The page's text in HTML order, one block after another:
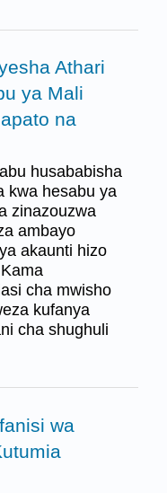
Athari
ya Mali
na
husababisha
kwa hesabu ya
zinazouzwa
ambayo
akaunti hizo
cha mwisho
kufanya
cha shughuli
wa